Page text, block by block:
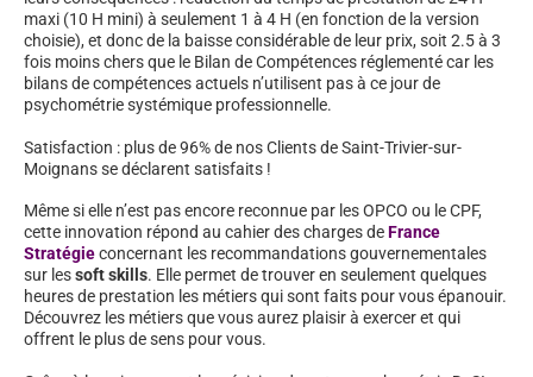
maxi (10 H mini) à seulement 1 à 4 H (en fonction de la version
choisie), et donc de la baisse considérable de leur prix, soit 2.5 à 3
fois moins chers que le Bilan de Compétences réglementé car les
bilans de compétences actuels n’utilisent pas à ce jour de
psychométrie systémique professionnelle.
Satisfaction : plus de 96% de nos Clients de Saint-Trivier-sur-
Moignans se déclarent satisfaits !
Même si elle n’est pas encore reconnue par les OPCO ou le CPF,
cette innovation répond au cahier des charges deFrance
Stratégieconcernant les recommandations gouvernementales
sur lessoft skills. Elle permet de trouver en seulement quelques
heures de prestation les métiers qui sont faits pour vous épanouir.
Découvrez les métiers que vous aurez plaisir à exercer et qui
offrent le plus de sens pour vous.